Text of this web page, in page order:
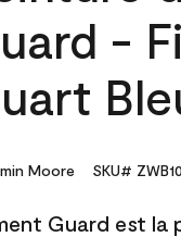
-
Moore SKU#
Guard est la